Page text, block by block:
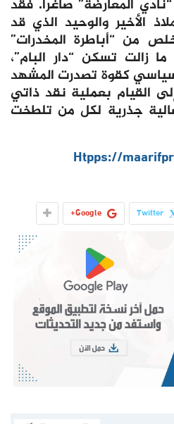
المعارضة” صاغراً. فقد
الأخير والوحيد الذي قد
من “أباطرة المخدرات”
زالت تسكن “دار البام”،
كقوة تصدرت المشهد
القيام بعملية نقد ذاتي
جذرية لكل من تلطخت
Htpps://
Twitter
Google+